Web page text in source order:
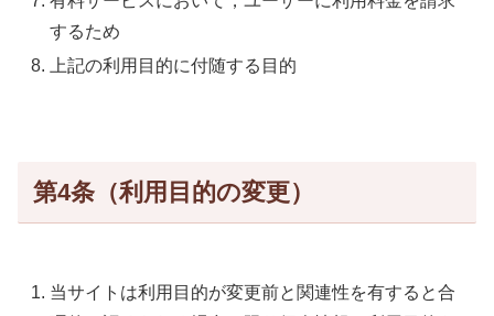
するため
上記の利用目的に付随する目的
第4条（利用目的の変更）
当サイトは利用目的が変更前と関連性を有すると合